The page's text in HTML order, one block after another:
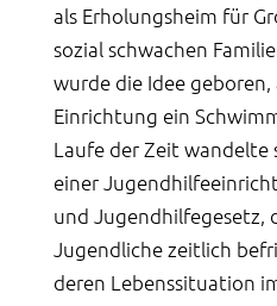
als Erholungsheim für
sozial schwachen
wurde die Idee
Einrichtung ein
Laufe der Zeit wandelte
einer
und Jugendhilfegesetz,
Jugendliche zeitlich
deren Lebenssituation